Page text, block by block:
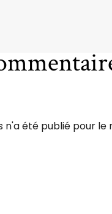
n'a été publié pour le